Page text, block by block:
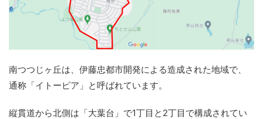
南つつじヶ丘は、伊藤忠都市開発による造成された地域で、
通称「イトーピア」と呼ばれています。
縦貫道から北側は「大葉台」で1丁目と2丁目で構成されてい